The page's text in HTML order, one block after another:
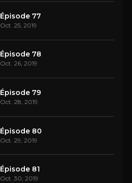
Épisode 77
Oct. 25, 2019
Épisode 78
Oct. 26, 2019
Épisode 79
Oct. 28, 2019
Épisode 80
Oct. 29, 2019
Épisode 81
Oct. 30, 2019